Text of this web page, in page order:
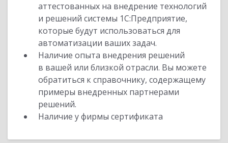
аттестованных на внедрение технологий
и решений системы 1С:Предприятие,
которые будут использоваться для
автоматизации ваших задач.
Наличие опыта внедрения решений
в вашей или близкой отрасли. Вы можете
обратиться к справочнику, содержащему
примеры внедренных партнерами
решений.
Наличие у фирмы сертификата